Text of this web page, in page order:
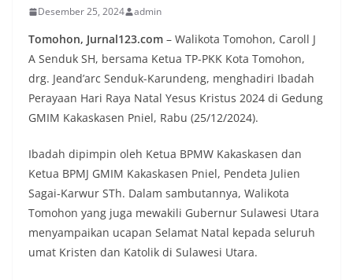
Desember 25, 2024 admin
Tomohon, Jurnal123.com – Walikota Tomohon, Caroll J
A Senduk SH, bersama Ketua TP-PKK Kota Tomohon,
drg. Jeand’arc Senduk-Karundeng, menghadiri Ibadah
Perayaan Hari Raya Natal Yesus Kristus 2024 di Gedung
GMIM Kakaskasen Pniel, Rabu (25/12/2024).
Ibadah dipimpin oleh Ketua BPMW Kakaskasen dan
Ketua BPMJ GMIM Kakaskasen Pniel, Pendeta Julien
Sagai-Karwur STh. Dalam sambutannya, Walikota
Tomohon yang juga mewakili Gubernur Sulawesi Utara
menyampaikan ucapan Selamat Natal kepada seluruh
umat Kristen dan Katolik di Sulawesi Utara.